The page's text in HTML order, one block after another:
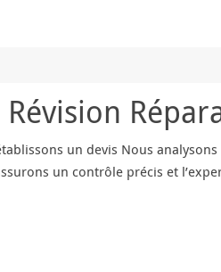
un devis Nous
un contrôle précis et